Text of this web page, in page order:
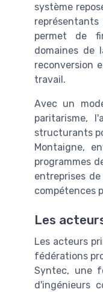
système
représentants
permet de
domaines de
reconversion
travail.
Avec un
paritarisme,
structurants
Montaigne,
programmes
entreprises
compétences
Les
Les acteurs
fédérations
Syntec, une
d'ingénieurs